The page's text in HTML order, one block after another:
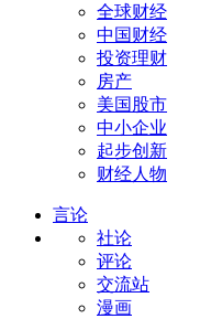
全球财经
中国财经
投资理财
房产
美国股市
中小企业
起步创新
财经人物
言论
社论
评论
交流站
漫画